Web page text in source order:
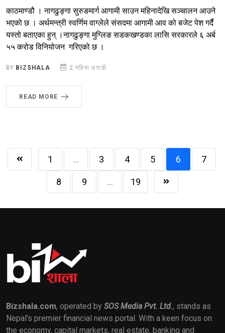
काठमाण्डौ । नागढुङ्गा सुरुङमार्ग आगामी साउन महिनादेखि सञ्चालन आउने
भएको छ । अर्थमन्त्री स्वर्णिम वाग्लेले संसदमा आगामी आव को बजेट पेश गर्दै
यस्तो बताएका हुन् ।नागढुङ्गा मुग्लिङ सडकखण्डका लासि सरकारले ६ अर्ब
५५ करोड विनियोजन गरिएको छ ।
BY BIZSHALA 2 महिना अगाडी
READ MORE
1 ... 3 4 5 6 7
8 9 ... 19
Bizshala.com, operated by SOS Media Pvt. Ltd., stands as
Nepal's premier financial news portal. With a keen focus on
the economy, capital markets, real estate, banking and